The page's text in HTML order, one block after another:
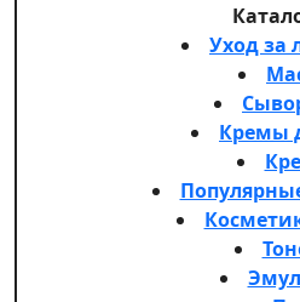
Уход за
Кремы